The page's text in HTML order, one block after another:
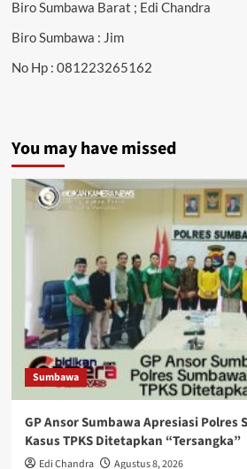
Biro Sumbawa Barat ; Edi Chandra
Biro Sumbawa : Jim
No Hp : 081223265162
You may have missed
Sumbawa
GP Ansor Sumbawa Apresiasi Polres
Kasus TPKS Ditetapkan “Tersangka”
Edi Chandra Agustus 8, 2026